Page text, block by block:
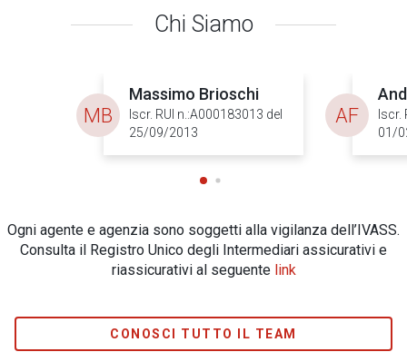
Chi Siamo
Massimo Brioschi
Iscr. RUI n.:A000183013 del
25/09/2013
MB
Iscr.
01/
AF
Ogni agente e agenzia sono soggetti alla vigilanza dell’IVASS.
Consulta il Registro Unico degli Intermediari assicurativi e
riassicurativi al seguente link
CONOSCI TUTTO IL TEAM